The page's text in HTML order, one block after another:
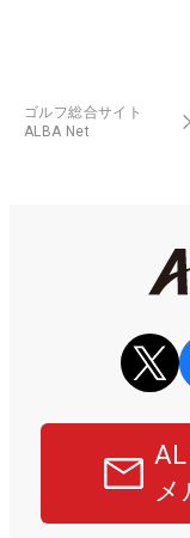
ゴルフ総合サイト
ALBA Net